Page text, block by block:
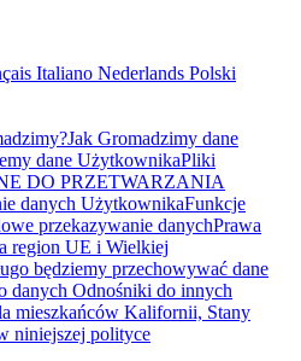
Italiano Nederlands Polski
Jak Gromadzimy dane
dane UżytkownikaPliki
DO PRZETWARZANIA
danych UżytkownikaFunkcje
przekazywanie danychPrawa
region UE i Wielkiej
będziemy przechowywać dane
danych Odnośniki do innych
mieszkańców Kalifornii, Stany
niniejszej polityce